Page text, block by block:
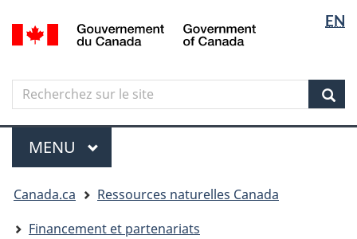
Aller
au
principal
Skip
to
government"
Passer
à
version
simplifiée
langue
EN
Canada
Search
Recherchez
sur
le
site
Menu
MENU PRINCIPAL
êtes
ici
Canada.ca
Ressources naturelles Canada
Financement et partenariats